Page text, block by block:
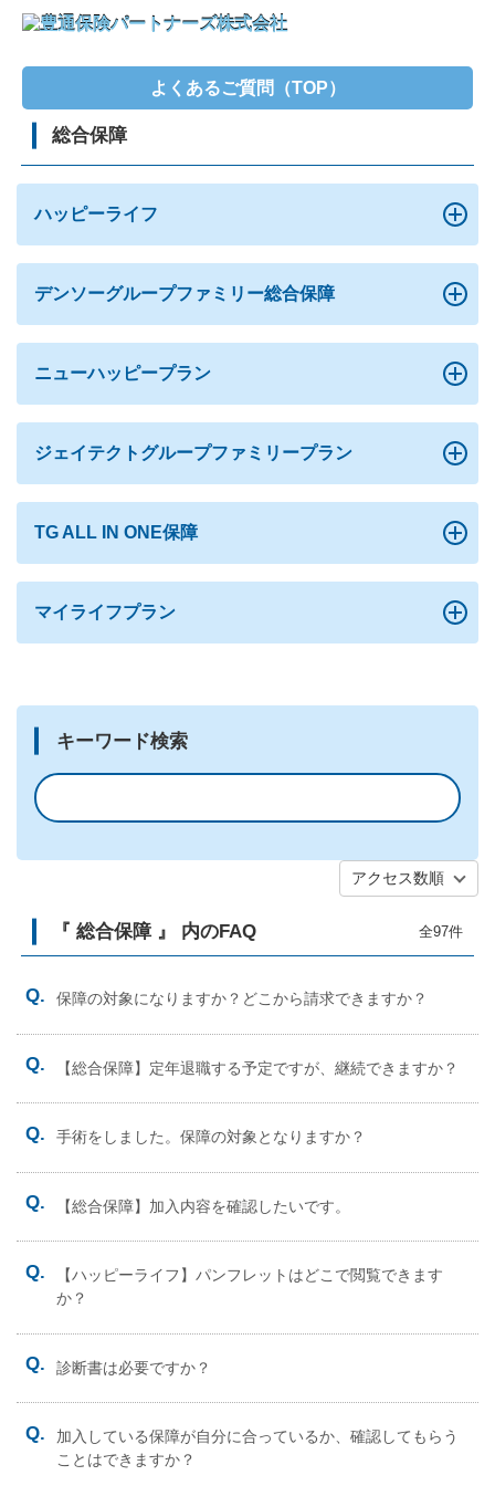
よくあるご質問（TOP）
総合保障
ハッピーライフ
デンソーグループファミリー総合保障
ニューハッピープラン
ジェイテクトグループファミリープラン
TG ALL IN ONE保障
マイライフプラン
キーワード検索
アクセス数順
『 総合保障 』 内のFAQ 全97件
保障の対象になりますか？どこから請求できますか？
【総合保障】定年退職する予定ですが、継続できますか？
手術をしました。保障の対象となりますか？
【総合保障】加入内容を確認したいです。
【ハッピーライフ】パンフレットはどこで閲覧できます
か？
診断書は必要ですか？
加入している保障が自分に合っているか、確認してもらう
ことはできますか？